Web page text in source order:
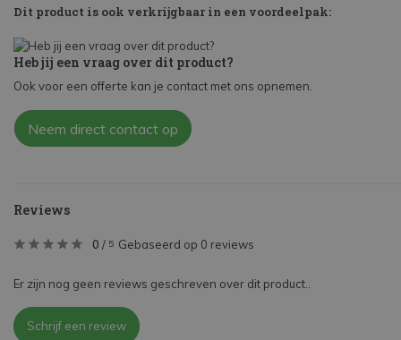
Dit product is ook verkrijgbaar in een voordeelpak:
Heb jij een vraag over dit product?
Ook voor een offerte kan je contact met ons opnemen.
Neem direct contact op
Reviews
0 / 5 Gebaseerd op 0 reviews
Er zijn nog geen reviews geschreven over dit product..
Schrijf een review